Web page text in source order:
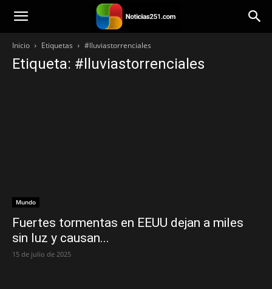
Noticias251
Inicio Etiquetas #lluviastorrenciales
Etiqueta: #lluviastorrenciales
Mundo
Fuertes tormentas en EEUU dejan a miles
sin luz y causan...
15 de julio de 2025